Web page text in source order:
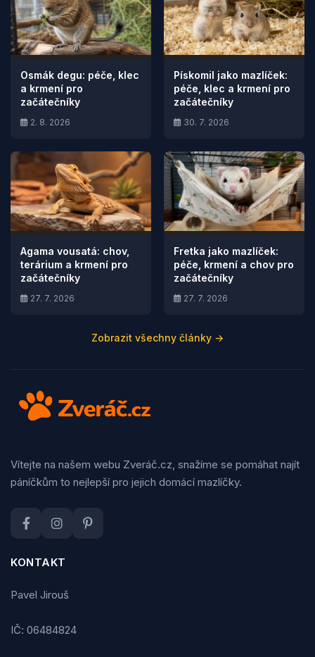
Osmák degu: péče, klec
a krmení pro
začátečníky
2. 8. 2026
Pískomil jako mazlíček:
péče, klec a krmení pro
začátečníky
30. 7. 2026
Agama vousatá: chov,
terárium a krmení pro
začátečníky
27. 7. 2026
Fretka jako mazlíček:
péče, krmení a chov pro
začátečníky
27. 7. 2026
Zobrazit všechny články →
Vítejte na našem webu Zveráč.cz, snažíme se pomáhat najít
páníčkům to nejlepší pro jejich domácí mazlíčky.
KONTAKT
Pavel Jirouš
IČ: 06484824